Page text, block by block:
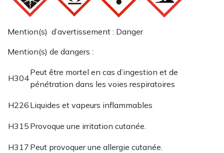
Mention(s) d’avertissement : Danger
Mention(s) de dangers :
H304
Peut être mortel en cas d’ingestion et de
pénétration dans les voies respiratoires
H226 Liquides et vapeurs inflammables
H315 Provoque une irritation cutanée.
H317 Peut provoquer une allergie cutanée.